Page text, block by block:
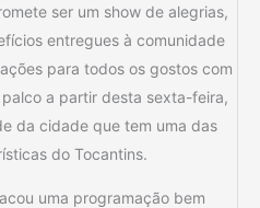
ser um show de alegrias,
entregues à comunidade
para todos os gostos com
a partir desta sexta-feira,
da cidade que tem uma das
do Tocantins.
uma programação bem